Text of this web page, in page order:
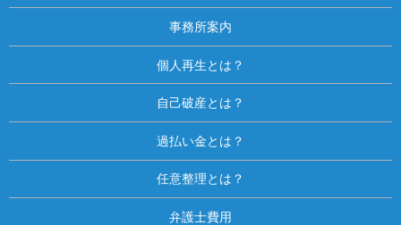
事務所案内
個人再生とは？
自己破産とは？
過払い金とは？
任意整理とは？
弁護士費用